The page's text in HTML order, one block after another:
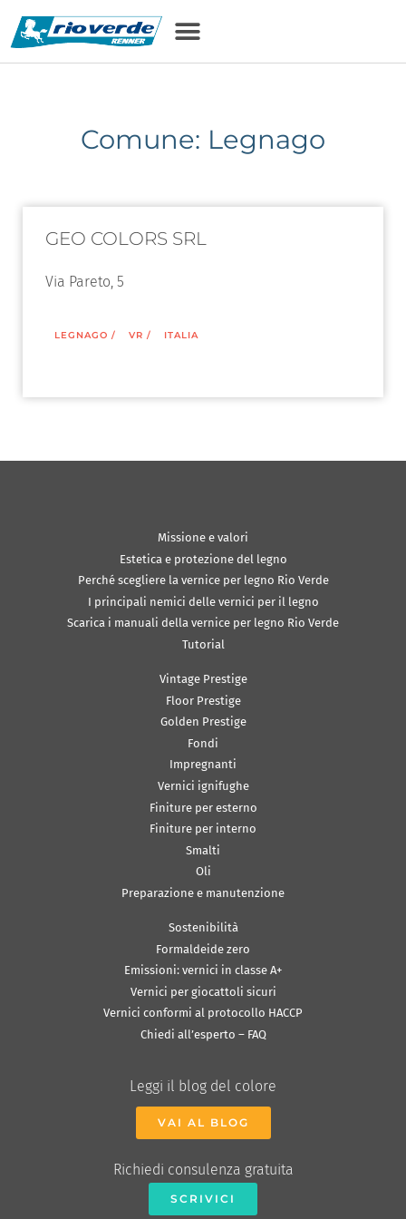
Comune: Legnago
GEO COLORS SRL
Via Pareto, 5
LEGNAGO / VR / ITALIA
Missione e valori
Estetica e protezione del legno
Perché scegliere la vernice per legno Rio Verde
I principali nemici delle vernici per il legno
Scarica i manuali della vernice per legno Rio Verde
Tutorial
Vintage Prestige
Floor Prestige
Golden Prestige
Fondi
Impregnanti
Vernici ignifughe
Finiture per esterno
Finiture per interno
Smalti
Oli
Preparazione e manutenzione
Sostenibilità
Formaldeide zero
Emissioni: vernici in classe A+
Vernici per giocattoli sicuri
Vernici conformi al protocollo HACCP
Chiedi all’esperto – FAQ
Leggi il blog del colore
VAI AL BLOG
Richiedi consulenza gratuita
SCRIVICI